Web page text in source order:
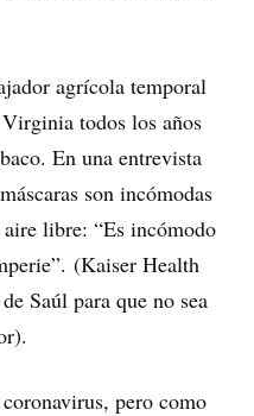
agrícola temporal
todos los años
En una entrevista
son incómodas
libre: “Es incómodo
(Kaiser Health
Saúl para que no sea
pero como